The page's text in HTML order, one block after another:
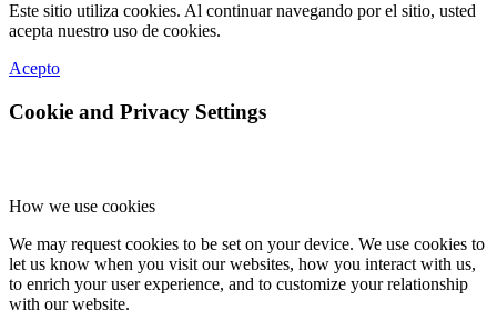
Este sitio utiliza cookies. Al continuar navegando por el sitio, usted
acepta nuestro uso de cookies.
Acepto
Cookie and Privacy Settings
How we use cookies
We may request cookies to be set on your device. We use cookies to
let us know when you visit our websites, how you interact with us,
to enrich your user experience, and to customize your relationship
with our website.